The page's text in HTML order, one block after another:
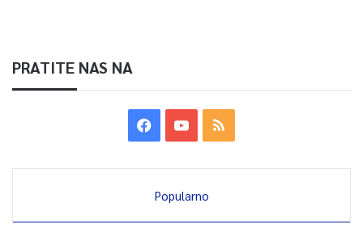
PRATITE NAS NA
Popularno